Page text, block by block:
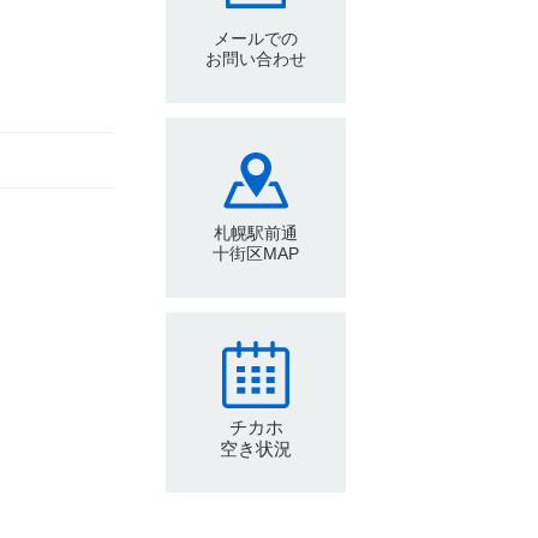
メールでの
お問い合わせ
札幌駅前通
十街区MAP
チカホ
空き状況